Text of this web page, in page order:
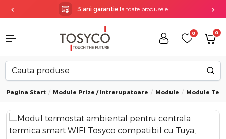
3 ani garantiela toate produsele
0 0
Pagina Start Module Prize / Intrerupatoare Module Module